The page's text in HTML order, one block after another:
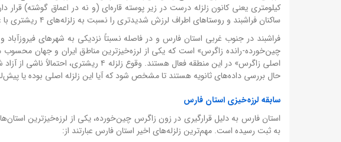
کیلومتری یعنی کانون زلزله درست در زیر پوسته قاره‌ای (و نه در اعماق گوشته)
ساکنان فراشبند و روستاهای اطراف لرزش شدیدتری را نسبت به زلزله‌های ۴ ریشتری با عمق ۳۰ کیلومتر احساس کرده‌اند.
فراشبند در جنوب غربی استان فارس و در فاصله نسبتاً نزدیکی به شهرهای فیروزآباد
چین‌خورده-رانده زاگرس» است که یکی از لرزه‌خیزترین مناطق ایران و جهان
اصلی زاگرس» در این منطقه فعال هستند. وقوع
حال بررسی داده‌های ثانویه هستند تا مشخص شود که آیا این زلزله اصلی بوده یا
سابقه لرزه‌خیزی استان فارس
استان فارس به دلیل قرارگیری در زون زاگرس چین‌خورده، یکی از لرزه‌خیزترین
به ثبت رسیده است. مهم‌ترین زلزله‌های اخیر استان فارس عبارتند از: